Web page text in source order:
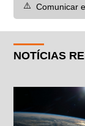
⚠️ Comunicar
NOTÍCIAS